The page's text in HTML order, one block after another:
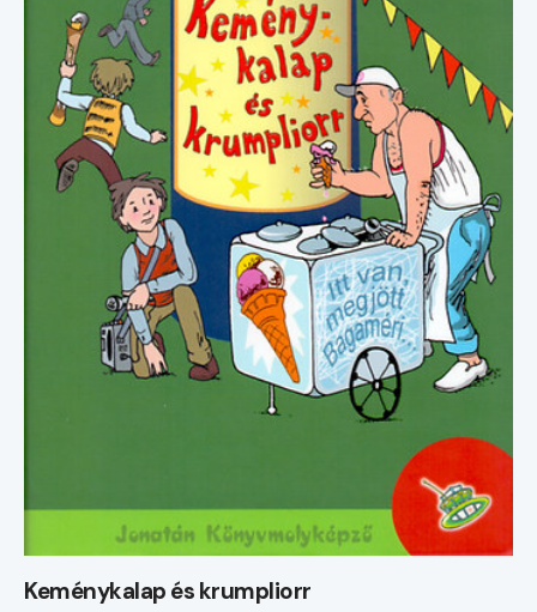
Keménykalap és krumpliorr